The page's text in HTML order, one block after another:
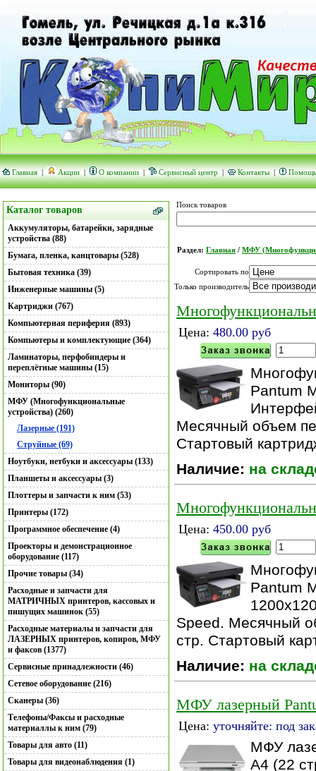
Главная | Акции | О компании | Сервисный центр | Контакты | Помощь
Каталог товаров
Аккумуляторы, батарейки, зарядные
устройства (88)
Бумага, пленка, канцтовары (528)
Бытовая техника (39)
Инженерные машины (5)
Картриджи (767)
Компьютерная периферия (893)
Компьютеры и комплектующие (364)
Ламинаторы, перфобиндеры и
переплётные машины (15)
Мониторы (90)
МФУ (Многофункциональные
устройства) (260)
Лазерные (191)
Струйные (69)
Ноутбуки, нетбуки и аксессуары (133)
Планшеты и аксессуары (3)
Плоттеры и запчасти к ним (53)
Принтеры (172)
Программное обеспечение (4)
Проекторы и демонстрационное
оборудование (117)
Прочие товары (34)
Расходные и запчасти для
МАТРИЧНЫХ принтеров, кассовых и
пишущих машинок (55)
Расходные материалы и запчасти для
ЛАЗЕРНЫХ принтеров, копиров, МФУ
и факсов (1377)
Сервисные принадлежности (46)
Сетевое оборудование (216)
Сканеры (36)
Телефоны/Факсы и расходные
материаллы к ним (79)
Товары для авто (11)
Товары для видеонаблюдения (1)
Поиск товаров
Раздел: Главная / МФУ
Сортировать по
Только производитель
Цена: 480.00 руб
Pantum
Месячный объем
Стартовый
Наличие: на
Цена: 450.00 руб
Pantum
Speed. Месячный
стр. Стартовый
Наличие: на
МФУ лазерный
Цена: уточняйте: под
МФУ
A4 (22